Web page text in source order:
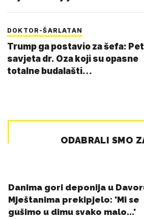
DOKTOR-ŠARLATAN
Trump ga postavio za šefa: Pet
savjeta dr. Oza koji su opasne
totalne budalašti…